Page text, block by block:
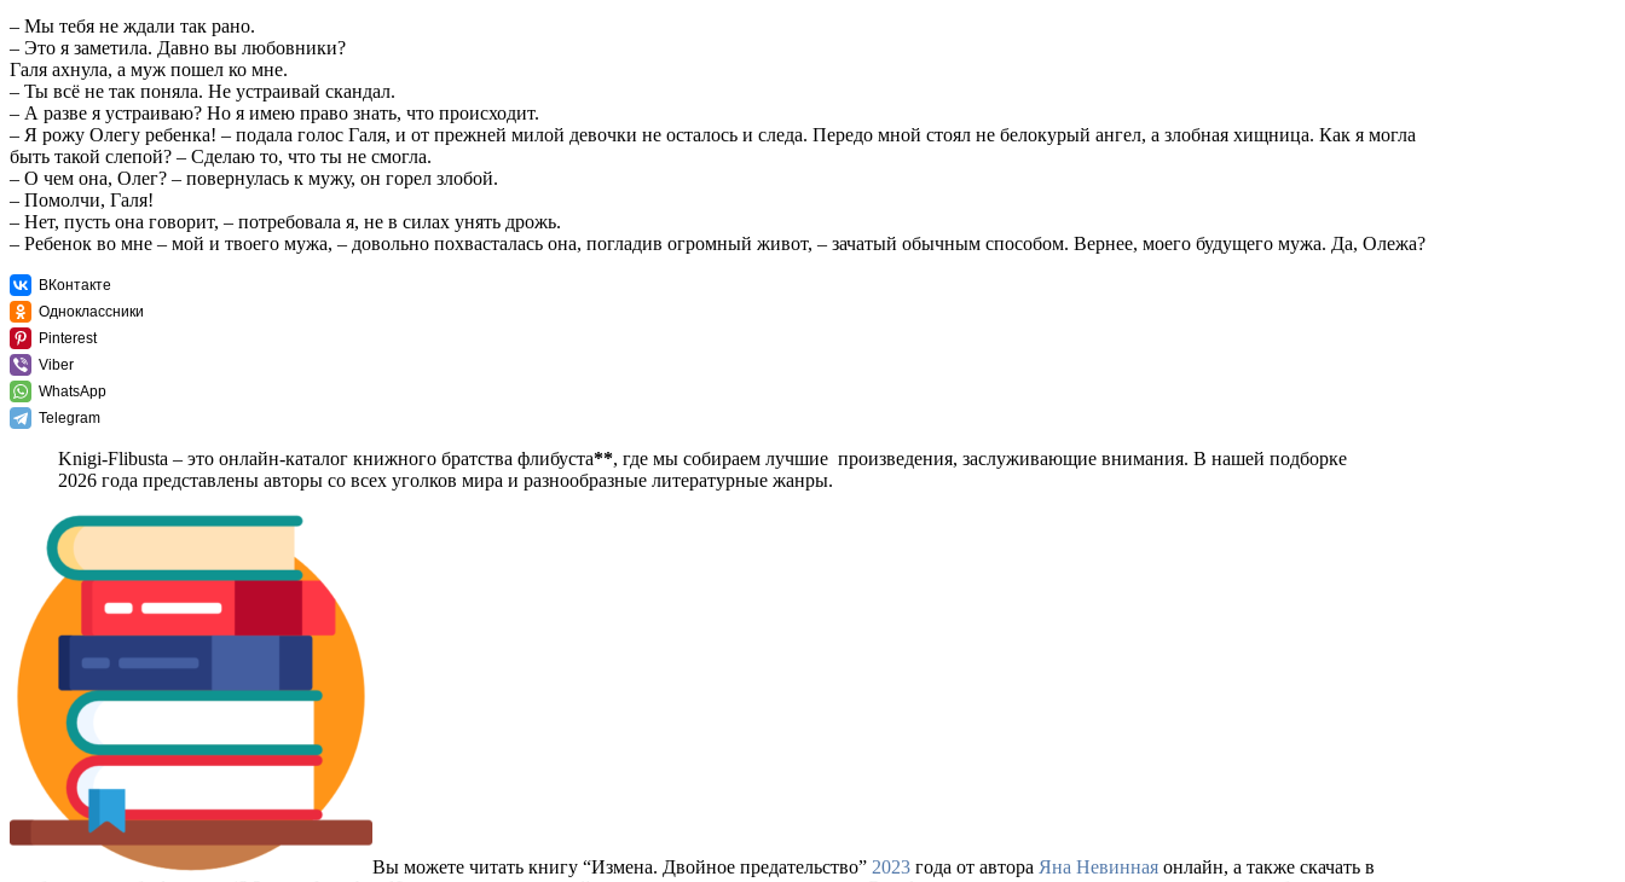
– Мы тебя не ждали так рано.
– Это я заметила. Давно вы любовники?
Галя ахнула, а муж пошел ко мне.
– Ты всё не так поняла. Не устраивай скандал.
– А разве я устраиваю? Но я имею право знать, что происходит.
– Я рожу Олегу ребенка! – подала голос Галя, и от прежней милой девочки не осталось и следа. Передо мной стоял не белокурый ангел, а злобная хищница. Как я могла
быть такой слепой? – Сделаю то, что ты не смогла.
– О чем она, Олег? – повернулась к мужу, он горел злобой.
– Помолчи, Галя!
– Нет, пусть она говорит, – потребовала я, не в силах унять дрожь.
– Ребенок во мне – мой и твоего мужа, – довольно похвасталась она, погладив огромный живот, – зачатый обычным способом. Вернее, моего будущего мужа. Да, Олежа?
ВКонтакте
Одноклассники
Pinterest
Viber
WhatsApp
Telegram
Knigi-Flibusta – это онлайн-каталог книжного братства флибуста**, где мы собираем лучшие произведения, заслуживающие внимания. В нашей подборке
2026 года представлены авторы со всех уголков мира и разнообразные литературные жанры.
Вы можете читать книгу “Измена. Двойное предательство” 2023 года от автора Яна Невинная онлайн, а также скачать в